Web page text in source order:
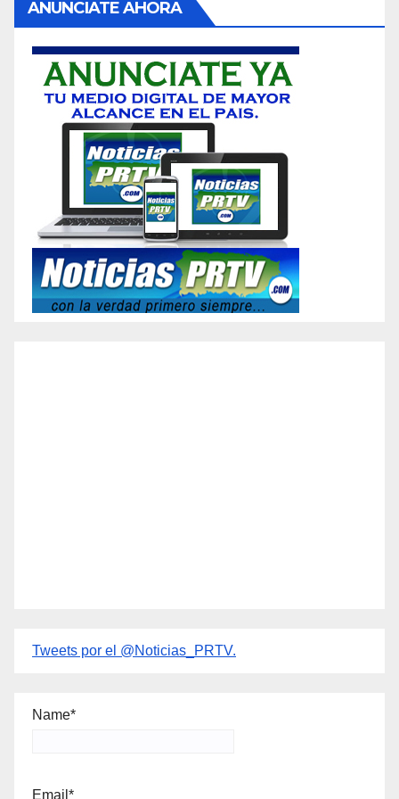
ANUNCIATE AHORA
Tweets por el @Noticias_PRTV.
Name*
Email*